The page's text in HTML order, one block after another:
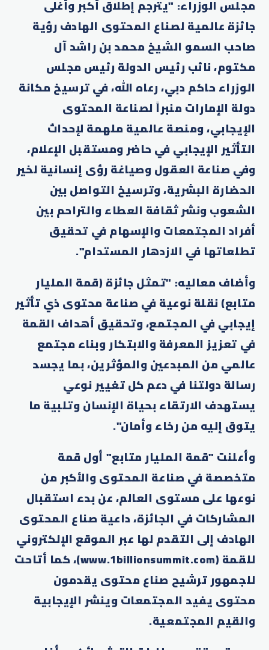
مجلس الوزراء: "يترجم إطلاق أكبر وأغلى
جائزة عالمية لصناع المحتوى الهادف رؤية
صاحب السمو الشيخ محمد بن راشد آل
مكتوم، نائب رئيس الدولة رئيس مجلس
الوزراء حاكم دبي، رعاه الله، في ترسيخ مكانة
دولة الإمارات منبراً لصناعة المحتوى
الإيجابي، ومنصة عالمية ملهمة لإحداث
التأثير الإيجابي في حاضر ومستقبل الإعلام،
وفي صناعة العقول وصياغة رؤى إنسانية لخير
الحضارة البشرية، وترسيخ التواصل بين
الشعوب ونشر ثقافة العطاء والتراحم بين
أفراد المجتمعات والإسهام في تحقيق
تطلعاتها في الازدهار المستدام".
وأضاف معاليه: "تمثل جائزة (قمة المليار
متابع) نقلة نوعية في صناعة محتوى ذي تأثير
إيجابي في المجتمع، وتحقيق أهداف القمة
في تعزيز المعرفة والابتكار وبناء مجتمع
عالمي من المبدعين والمؤثرين، بما يجسد
رسالة دولتنا في دعم كل تغيير نوعي
يستهدف الارتقاء بحياة الإنسان وتلبية ما
يتوق إليه من رخاء وأمان".
وأعلنت "قمة المليار متابع" أول قمة
متخصصة في صناعة المحتوى والأكبر من
نوعها على مستوى العالم، عن بدء استقبال
المشاركات في الجائزة، داعية صناع المحتوى
الهادف إلى التقدم لها عبر الموقع الإلكتروني
للقمة (www.1billionsummit.com)، كما أتاحت
للجمهور ترشيح صناع محتوى يقدمون
محتوى يفيد المجتمعات وينشر الإيجابية
والقيم المجتمعية.